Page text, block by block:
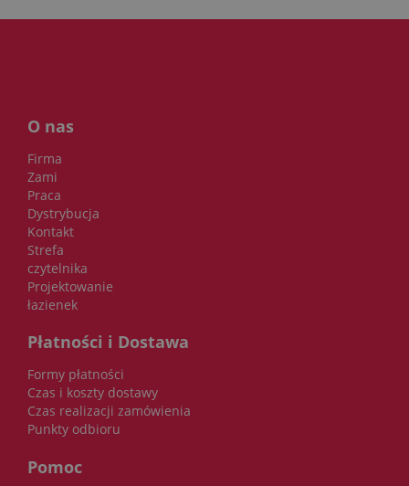
O nas
Firma
Zami
Praca
Dystrybucja
Kontakt
Strefa
czytelnika
Projektowanie
łazienek
Płatności i Dostawa
Formy płatności
Czas i koszty dostawy
Czas realizacji zamówienia
Punkty odbioru
Pomoc